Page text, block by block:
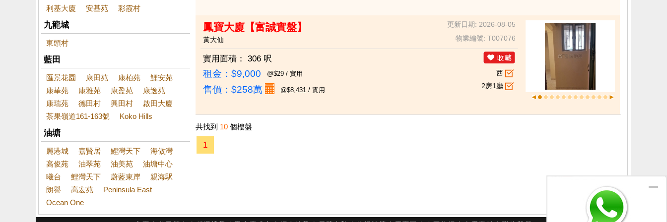
利基大廈 安基苑 彩霞村
九龍城
東頭村
藍田
匯景花園 康田苑 康柏苑
鯉安苑
康華苑
康雅苑 康盈苑
康逸苑
康瑞苑
德田村 興田村
啟田大廈
茶果嶺道161-163號
Koko Hills
油塘
麗港城 嘉賢居 鯉灣天下
海傲灣
高俊苑
油翠苑 油美苑
油塘中心
曦台
鯉灣天下 蔚藍東岸
親海駅
朗譽
高宏苑
Peninsula East
Ocean One
鳳寶大廈【富誠實盤】
更新日期: 2026-08-05
黃大仙
物業編號: T007076
實用面積： 306 呎
租金：$9,000 @$29 / 實用
售價： $258萬 @$8,431 / 實用
西
2房1廳
共找到 10 個樓盤
1